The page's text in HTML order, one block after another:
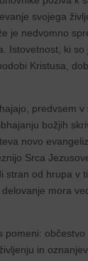
svojega
je nedvomno
Istovetnost, ki so
Kristusa,
predvsem
božjih
novo
Srca
stran od hrupa v
mora
občestvo
in